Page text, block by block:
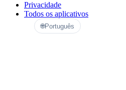
Privacidade
Todos os aplicativos
🌐Português